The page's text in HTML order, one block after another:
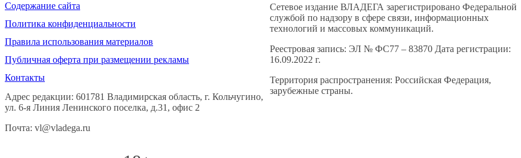
Содержание сайта
Политика конфиденциальности
Правила использования материалов
Публичная оферта при размещении рекламы
Контакты
Адрес редакции: 601781 Владимирская область, г. Кольчугино,
ул. 6-я Линия Ленинского поселка, д.31, офис 2
Почта: vl@vladega.ru
Сетевое издание ВЛАДЕГА зарегистрировано Федеральной
службой по надзору в сфере связи, информационных
технологий и массовых коммуникаций.
Реестровая запись: ЭЛ № ФС77 – 83870 Дата регистрации:
16.09.2022 г.
Территория распространения: Российская Федерация,
зарубежные страны.